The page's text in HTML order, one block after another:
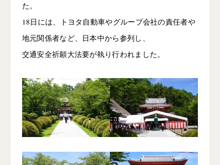
た。
18日には、トヨタ自動車やグループ会社の責任者や
地元関係者など、日本中から参列し、
交通安全祈願大法要が執り行われました。